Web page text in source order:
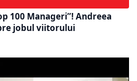
100 Manageri”! Andreea
jobul viitorului